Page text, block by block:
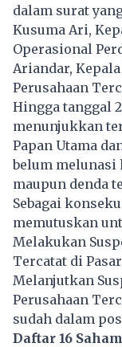
dalam surat
Kusuma Ari,
Operasional
Ariandar,
Perusahaan
Hingga tanggal
menunjukkan
Papan Utama
belum melunasi
maupun denda
Sebagai
memutuskan
Melakukan
Tercatat di
Melanjutkan
Perusahaan
sudah dalam
Daftar 16